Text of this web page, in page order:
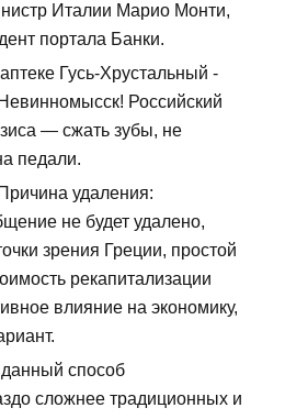
Италии Марио Монти,
портала Банки.
Гусь-Хрустальный -
Российский
— сжать зубы, не
педали.
удаления:
не будет удалено,
зрения Греции, простой
рекапитализации
влияние на экономику,
способ
сложнее традиционных и